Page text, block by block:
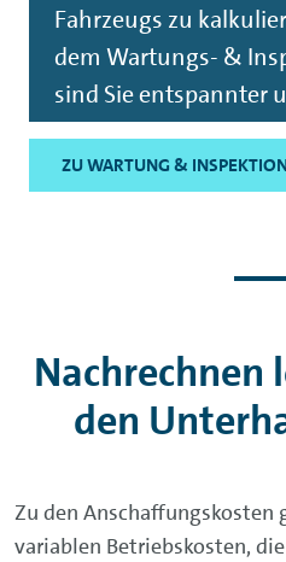
Fahrzeugs zu
dem Wartungs- &
sind Sie entspannter
ZU WARTUNG &
Nachrechnen
den
Zu den Anschaffungskosten
variablen Betriebskosten,